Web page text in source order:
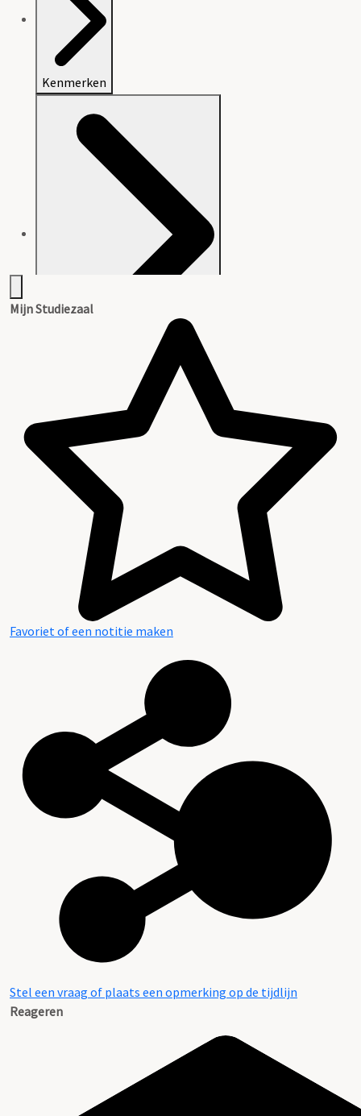
Kenmerken
Aanwijzingen voor de gebruiker
Inleiding
Inventaris
Mijn Studiezaal
Favoriet of een notitie maken
Stel een vraag of plaats een opmerking op de tijdlijn
Reageren